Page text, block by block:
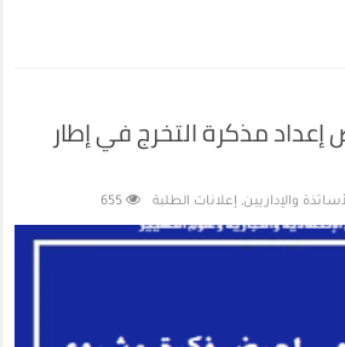
مذكرة التخرج في إطار
والإداريين, إعلانات الطلبة 655